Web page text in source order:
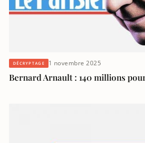
DÉCRYPTAGE 1 novembre 2025
Bernard Arnault : 140 millions